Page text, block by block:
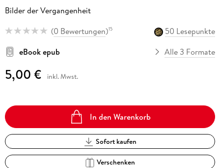
Bilder der Vergangenheit
(0 Bewertungen)15
50 Lesepunkte
eBook epub
Alle 3 Formate
5,00 € inkl. Mwst.
In den Warenkorb
Sofort kaufen
Verschenken